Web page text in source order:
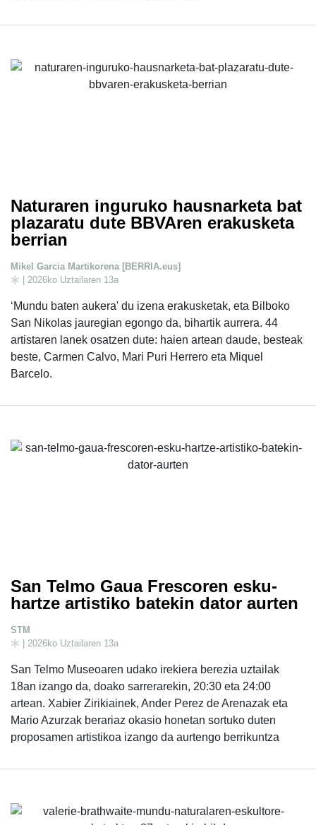
Naturaren inguruko hausnarketa bat
plazaratu dute BBVAren erakusketa
berrian
Mikel Garcia Martikorena [BERRIA.eus]
| 2026ko Uztailaren 13a
‘Mundu baten aukera' du izena erakusketak, eta Bilboko
San Nikolas jauregian egongo da, bihartik aurrera. 44
artistaren lanek osatzen dute: haien artean daude, besteak
beste, Carmen Calvo, Mari Puri Herrero eta Miquel
Barcelo.
San Telmo Gaua Frescoren esku-
hartze artistiko batekin dator aurten
STM
| 2026ko Uztailaren 13a
San Telmo Museoaren udako irekiera berezia uztailak
18an izango da, doako sarrerarekin, 20:30 eta 24:00
artean. Xabier Zirikiainek, Ander Perez de Arenazak eta
Mario Azurzak berariaz okasio honetan sortuko duten
proposamen artistikoa izango da aurtengo berrikuntza